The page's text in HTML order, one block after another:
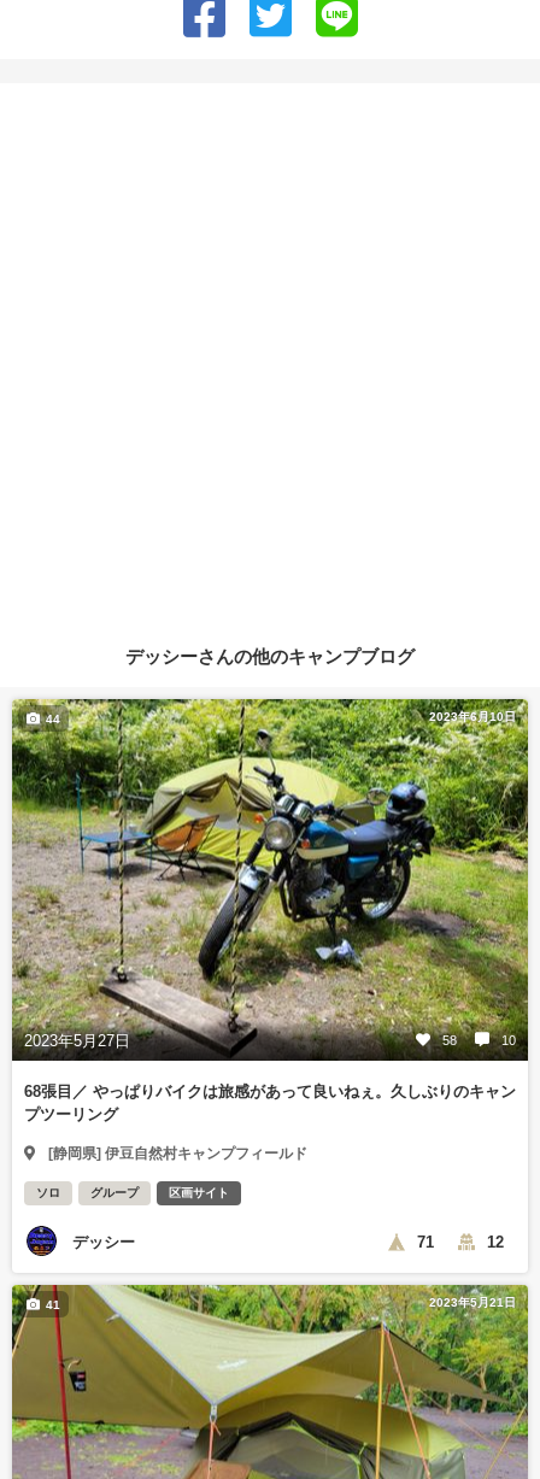
デッシーさんの他のキャンプブログ
2023年6月10日
2023年5月27日 58 10
44
68張目／ やっぱりバイクは旅感があって良いねぇ。久しぶりのキャン
プツーリング
[静岡県] 伊豆自然村キャンプフィールド
ソロ グループ 区画サイト
デッシー 71 12
2023年5月21日
41